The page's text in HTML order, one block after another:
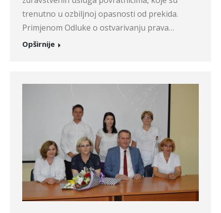
trenutno u ozbiljnoj opasnosti od prekida.
Primjenom Odluke o ostvarivanju prava…
Opširnije